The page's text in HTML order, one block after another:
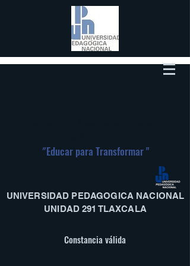
"Educar para Transformar "
UNIVERSIDAD PEDAGOGICA NACIONAL
UNIDAD 291 TLAXCALA
Constancia válida